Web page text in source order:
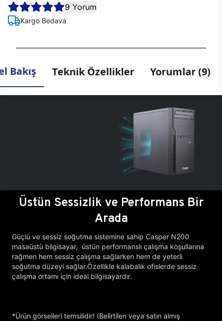
9 Yorum
Kargo Bedava
Bakış Teknik Özellikler Yorumlar (9)
Üstün Sessizlik ve Performans Bir
Arada
Güçlü ve sessiz soğutma sistemine sahip Casper N200
masaüstü bilgisayar, üstün performanslı çalışma koşullarına
rağmen hem sessiz çalışma sağlarken hem de yeterli
soğutma düzeyi sağlar.Özellikle kalabalık ofislerde sessiz
çalışma ortamı için ideal bilgisayardır.
*Ürün görselleri temsilidir! (Belirtilen veya satın almış